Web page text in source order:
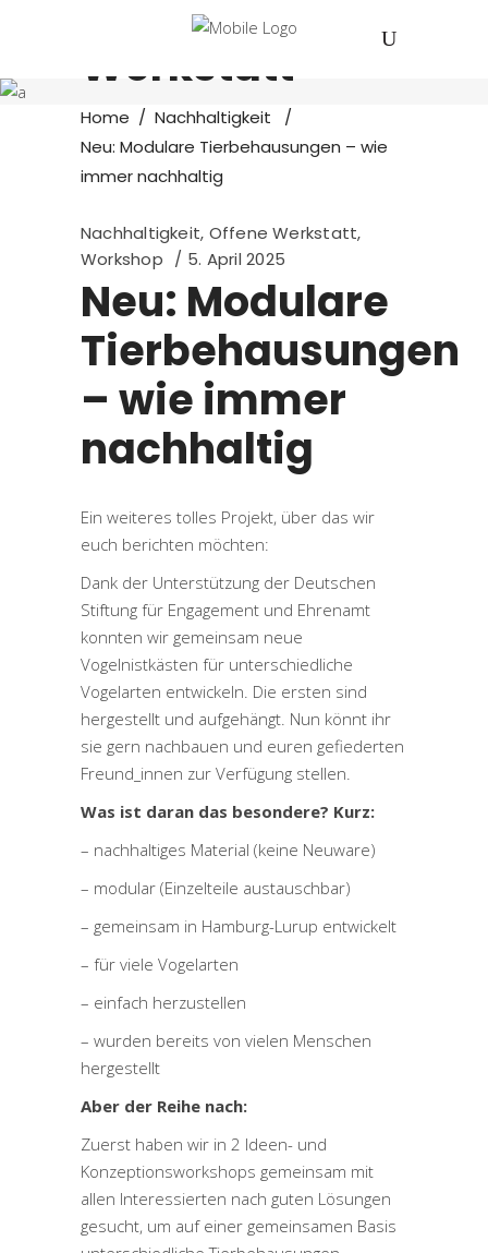
Offene
Werkstatt
Home / Nachhaltigkeit
/
Neu: Modulare Tierbehausungen – wie
immer nachhaltig
Nachhaltigkeit, Offene Werkstatt,
Workshop
5. April 2025
Neu: Modulare
Tierbehausungen
– wie immer
nachhaltig
Ein weiteres tolles Projekt, über das wir
euch berichten möchten:
Dank der Unterstützung der Deutschen
Stiftung für Engagement und Ehrenamt
konnten wir gemeinsam neue
Vogelnistkästen für unterschiedliche
Vogelarten entwickeln. Die ersten sind
hergestellt und aufgehängt. Nun könnt ihr
sie gern nachbauen und euren gefiederten
Freund_innen zur Verfügung stellen.
Was ist daran das besondere? Kurz:
– nachhaltiges Material (keine Neuware)
– modular (Einzelteile austauschbar)
– gemeinsam in Hamburg-Lurup entwickelt
– für viele Vogelarten
– einfach herzustellen
– wurden bereits von vielen Menschen
hergestellt
Aber der Reihe nach:
Zuerst haben wir in 2 Ideen- und
Konzeptionsworkshops gemeinsam mit
allen Interessierten nach guten Lösungen
gesucht, um auf einer gemeinsamen Basis